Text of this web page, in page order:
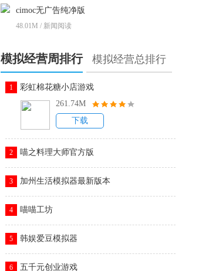
cimoc无广告纯净版
48.01M / 新闻阅读
模拟经营周排行 模拟经营总排行
1
彩虹棉花糖小店游戏
261.74M
下载
2 喵之料理大师官方版
3 加州生活模拟器最新版本
4 喵喵工坊
5 韩娱爱豆模拟器
6 五千元创业游戏